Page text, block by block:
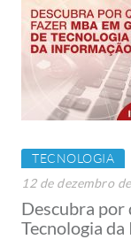
TECNOLOGIA
12 de dezembro
Descubra por
Tecnologia